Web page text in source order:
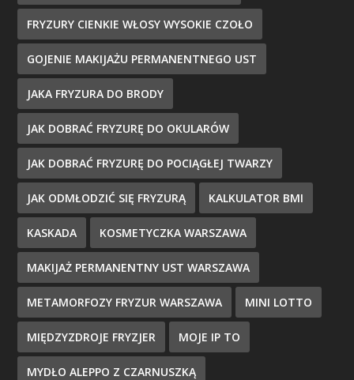
FRYZURY CIENKIE WŁOSY WYSOKIE CZOŁO
GOJENIE MAKIJAŻU PERMANENTNEGO UST
JAKA FRYZURA DO BRODY
JAK DOBRAĆ FRYZURĘ DO OKULARÓW
JAK DOBRAĆ FRYZURĘ DO POCIĄGŁEJ TWARZY
JAK ODMŁODZIĆ SIĘ FRYZURĄ KALKULATOR BMI
KASKADA KOSMETYCZKA WARSZAWA
MAKIJAŻ PERMANENTNY UST WARSZAWA
METAMORFOZY FRYZUR WARSZAWA MINI LOTTO
MIĘDZYZDROJE FRYZJER MOJE IP TO
MYDŁO ALEPPO Z CZARNUSZKĄ